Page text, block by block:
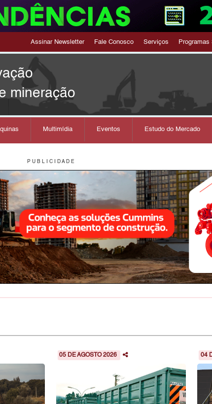
Assinar Newsletter Fale Conosco Serviços Programas
mineração
Multimídia Eventos Estudo do Mercado
P U B L I C I D A D E
05 DE AGOSTO 2026 04